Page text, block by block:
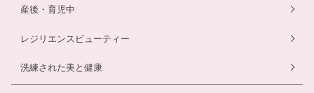
産後・育児中
レジリエンスビューティー
洗練された美と健康